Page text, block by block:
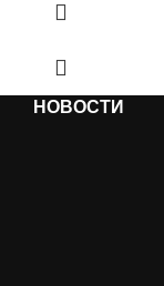
НОВОСТИ